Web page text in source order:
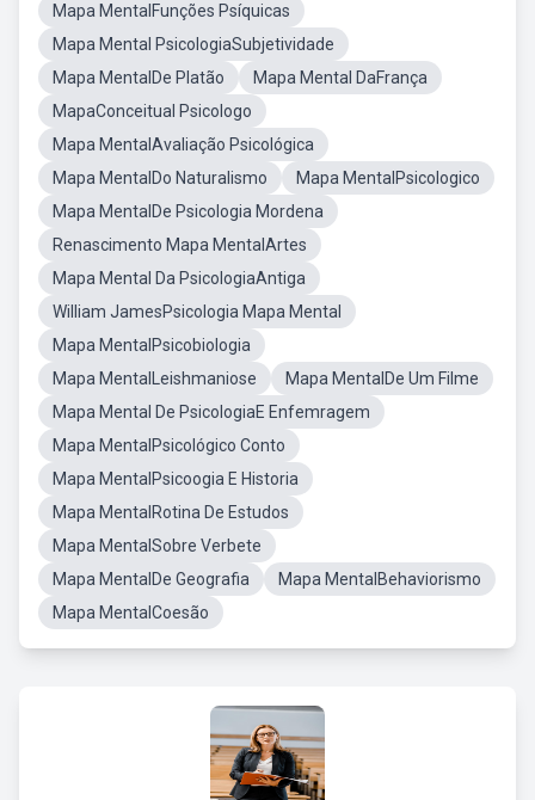
Mapa MentalFunções Psíquicas
Mapa Mental PsicologiaSubjetividade
Mapa MentalDe Platão
Mapa Mental DaFrança
MapaConceitual Psicologo
Mapa MentalAvaliação Psicológica
Mapa MentalDo Naturalismo
Mapa MentalPsicologico
Mapa MentalDe Psicologia Mordena
Renascimento Mapa MentalArtes
Mapa Mental Da PsicologiaAntiga
William JamesPsicologia Mapa Mental
Mapa MentalPsicobiologia
Mapa MentalLeishmaniose
Mapa MentalDe Um Filme
Mapa Mental De PsicologiaE Enfemragem
Mapa MentalPsicológico Conto
Mapa MentalPsicoogia E Historia
Mapa MentalRotina De Estudos
Mapa MentalSobre Verbete
Mapa MentalDe Geografia
Mapa MentalBehaviorismo
Mapa MentalCoesão